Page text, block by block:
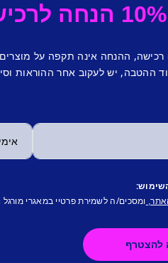
10% הנחה לרכישה ראשונה.
ההנחה אינה תקפה על
ההטבה, יש לעקוב אחר ההוראות
ומסכים/ה לשמירת פרטיי במאגרי